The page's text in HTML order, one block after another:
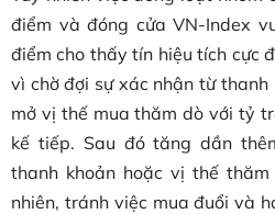
điểm và đóng cửa VN-Index
điểm cho thấy tín hiệu tích cực
vì chờ đợi sự xác nhận từ
mở vị thế mua thăm dò với tỷ
kế tiếp. Sau đó tăng dần
thanh khoản hoặc vị thế
nhiên, tránh việc mua đuổi và